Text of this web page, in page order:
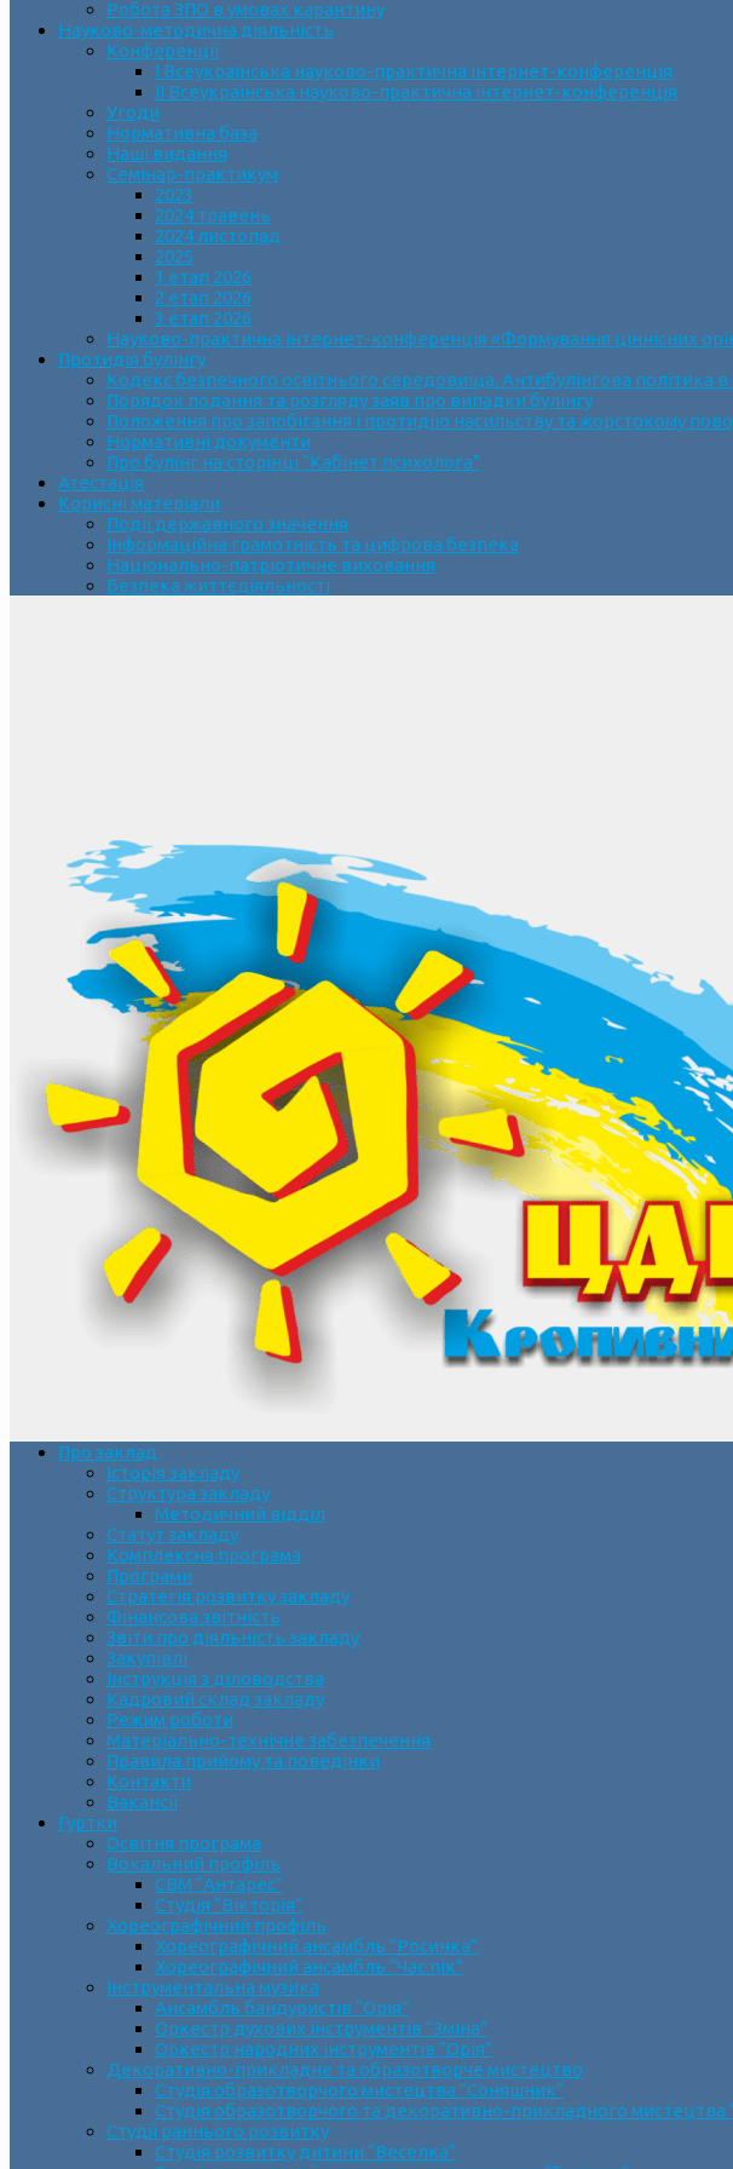
Робота ЗПО в умовах карантину
Науково-методична діяльність
Конференції
І Всеукраїнська науково-практична інтернет-конференція
ІІ Всеукраїнська науково-практична інтернет-конференція
Угоди
Нормативна база
Наші видання
Семінар-практикум
2023
2024 травень
2024 листопад
2025
1 етап 2026
2 етап 2026
3 етап 2026
Науково-практична інтернет-конференція «Формування ціннісних
Протидія булінгу
Кодекс безпечного освітнього середовища. Антибулінгова політика
Порядок подання та розгляду заяв про випадки булінгу
Положення про запобігання і протидію насильству та жорстокому
Нормативні документи
Про булінг на сторінці “Кабінет психолога”
Атестація
Корисні матеріали
Події державного значення
Інформаційна грамотність та цифрова безпека
Національно-патріотичне виховання
Безпека життєдіяльності
Про заклад
Історія закладу
Структура закладу
Методичний відділ
Статут закладу
Комплексна програма
Програми
Стратегія розвитку закладу
Фінансова звітність
Звіти про діяльність закладу
Закупівлі
Інструкція з діловодства
Кадровий склад закладу
Режим роботи
Матеріально-технічне забезпечення
Правила прийому та поведінки
Контакти
Вакансії
Гуртки
Освітня програма
Вокальний профіль
СВМ “Антарес”
Студія “Вікторія”
Хореографічний профіль
Хореографічний ансамбль “Росинка”
Хореографічний ансамбль “Час пік”
Інструментальна музика
Ансамбль бандуристів “Орія”
Оркестр духових інструментів “Зміна”
Оркестр народних інструментів “Орія”
Декоративно-прикладне та образотворче мистецтво
Cтудія образотворчого мистецтва “Соняшник”
Студія образотворчого та декоративно-прикладного мистецтва
Студії раннього розвитку
Студія розвитку дитини “Веселка”